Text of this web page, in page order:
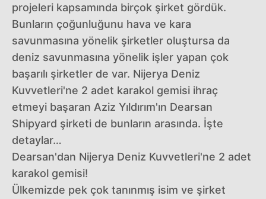
projeleri kapsamında birçok şirket gördük.
Bunların çoğunluğunu hava ve kara
savunmasına yönelik şirketler oluştursa da
deniz savunmasına yönelik işler yapan çok
başarılı şirketler de var. Nijerya Deniz
Kuvvetleri'ne 2 adet karakol gemisi ihraç
etmeyi başaran Aziz Yıldırım'ın Dearsan
Shipyard şirketi de bunların arasında. İşte
detaylar…
Dearsan'dan Nijerya Deniz Kuvvetleri'ne 2 adet
karakol gemisi!
Ülkemizde pek çok tanınmış isim ve şirket